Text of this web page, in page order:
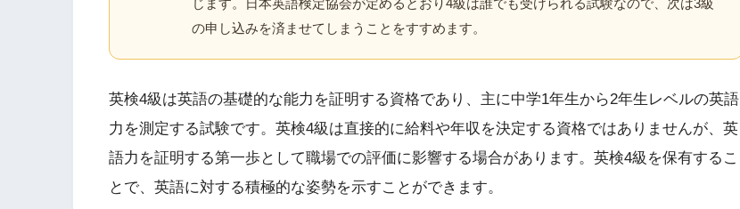
の申し込みを済ませてしまうことをすすめます。
英検4級は英語の基礎的な能力を証明する資格であり、主に中学1年生から2年生レベルの英語
力を測定する試験です。英検4級は直接的に給料や年収を決定する資格ではありませんが、英
語力を証明する第一歩として職場での評価に影響する場合があります。英検4級を保有するこ
とで、英語に対する積極的な姿勢を示すことができます。